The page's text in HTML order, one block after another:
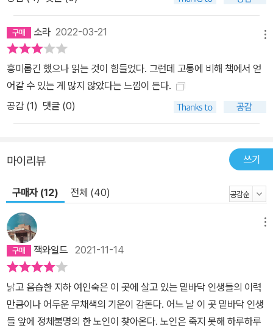
소라 2022-03-21
흥미롭긴 했으나 읽는 것이 힘들었다. 그런데 고통에 비해 책에서 얻
어갈 수 있는 게 많지 않았다는 느낌이 든다.
공감 (1) 댓글 (0)
마이리뷰 쓰기
구매자 (12) 전체 (40)
잭와일드 2021-11-14
낡고 음습한 지하 여인숙은 이 곳에 살고 있는 밑바닥 인생들의 이력
만큼이나 어두운 무채색의 기운이 감돈다. 어느 날 이 곳 밑바닥 인생
들 앞에 정체불명의 한 노인이 찾아온다. 노인은 죽지 못해 하루하루